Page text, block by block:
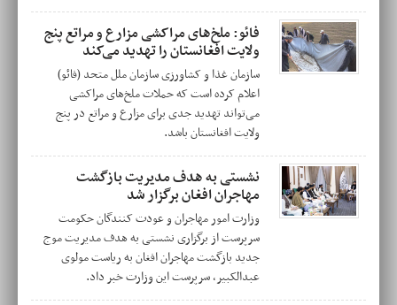
فائو: ملخ‌های مراکشی مزارع و مراتع پنج
ولایت افغانستان را تهدید می‌کند
سازمان غذا و کشاورزی سازمان ملل متحد (فائو)
اعلام کرده است که حملات ملخ‌های مراکشی
می‌تواند تهدید جدی برای مزارع و مراتع در پنج
ولایت افغانستان باشد.
نشستی به هدف مدیریت بازگشت
مهاجران افغان برگزار شد
وزارت امور مهاجران و عودت کنندگان حکومت
سرپرست از برگزاری نشستی به هدف مدیریت موج
جدید بازگشت مهاجران افغان به ریاست مولوی
عبدالکبیر، سرپرست این وزارت خبر داد.